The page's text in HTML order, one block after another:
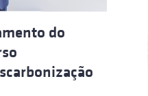
do